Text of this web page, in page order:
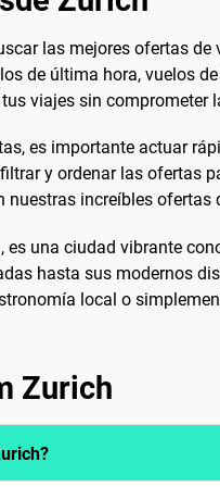
las mejores ofertas
de última hora, vuelos
viajes sin comprometer
es importante actuar
y ordenar las ofertas
increíbles ofertas
es una ciudad vibrante
hasta sus modernos
local o
Zurich